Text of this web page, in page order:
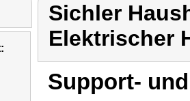
Sichler
Elektrischer
Support-